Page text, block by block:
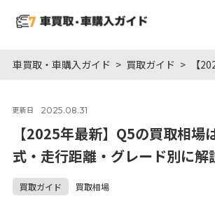
車買取・車購入ガイド 買取ガイド 【
更新日 2025.08.31
【2025年最新】Q5の買取相場
式・走行距離・グレード別に解
買取ガイド 買取相場